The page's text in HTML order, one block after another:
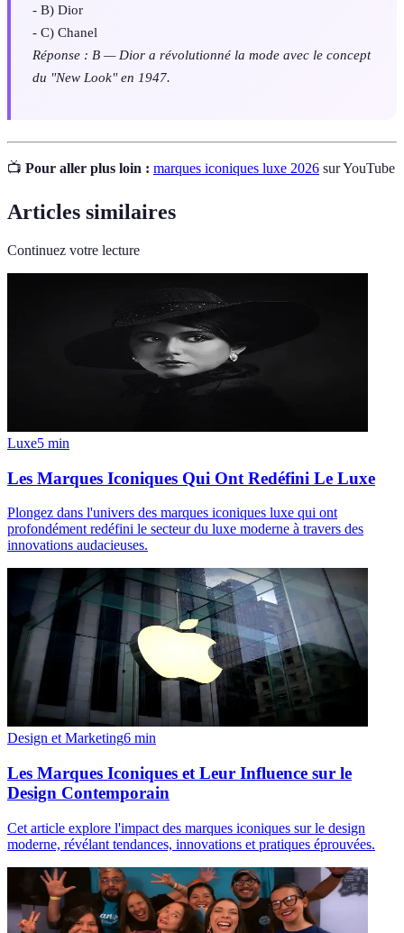
- B) Dior
- C) Chanel
Réponse : B — Dior a révolutionné la mode avec le concept
du "New Look" en 1947.
📺 Pour aller plus loin : marques iconiques luxe 2026 sur YouTube
Articles similaires
Continuez votre lecture
Luxe5 min
Les Marques Iconiques Qui Ont Redéfini Le Luxe
Plongez dans l'univers des marques iconiques luxe qui ont
profondément redéfini le secteur du luxe moderne à travers des
innovations audacieuses.
Design et Marketing6 min
Les Marques Iconiques et Leur Influence sur le
Design Contemporain
Cet article explore l'impact des marques iconiques sur le design
moderne, révélant tendances, innovations et pratiques éprouvées.